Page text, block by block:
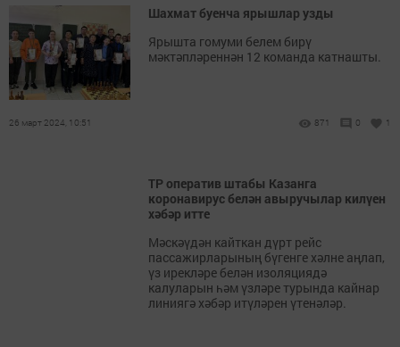
Шахмат буенча ярышлар узды
Ярышта гомуми белем бирү
мәктәпләреннән 12 команда катнашты.
26 март 2024, 10:51 871 0 1
ТР оператив штабы Казанга
коронавирус белән авыручылар килүен
хәбәр итте
Мәскәүдән кайткан дүрт рейс
пассажирларының бүгенге хәлне аңлап,
үз ирекләре белән изоляциядә
калуларын һәм үзләре турында кайнар
линиягә хәбәр итүләрен үтенәләр.